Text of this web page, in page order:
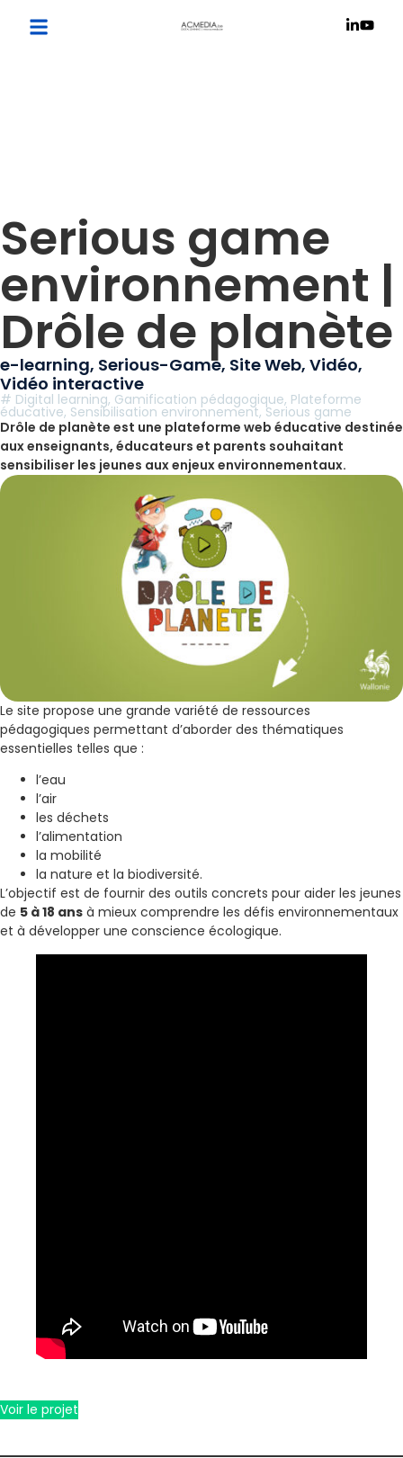
Serious game
environnement |
Drôle de planète
e-learning, Serious-Game, Site Web, Vidéo,
Vidéo interactive
# Digital learning, Gamification pédagogique, Plateforme
éducative, Sensibilisation environnement, Serious game
Drôle de planète est une plateforme web éducative destinée
aux enseignants, éducateurs et parents souhaitant
sensibiliser les jeunes aux enjeux environnementaux.
Le site propose une grande variété de ressources
pédagogiques permettant d’aborder des thématiques
essentielles telles que :
l’eau
l’air
les déchets
l’alimentation
la mobilité
la nature et la biodiversité.
L’objectif est de fournir des outils concrets pour aider les jeunes
de 5 à 18 ans à mieux comprendre les défis environnementaux
et à développer une conscience écologique.
Voir le projet